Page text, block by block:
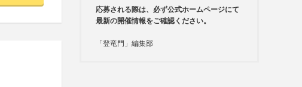
応募される際は、必ず公式ホームページにて
最新の開催情報をご確認ください。
「登竜門」編集部